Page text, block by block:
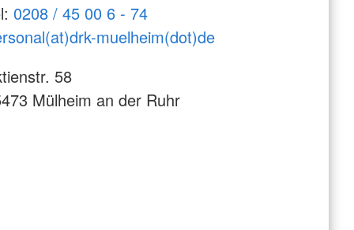
0208 / 45 00 6 - 74
muelheim(dot)de
58
Mülheim an der Ruhr